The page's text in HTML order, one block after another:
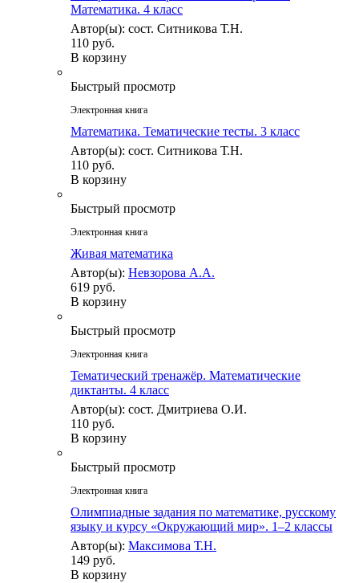
Математика. 4 класс
Автор(ы): сост. Ситникова Т.Н.
110 руб.
В корзину
Быстрый просмотр
Электронная книга
Математика. Тематические тесты. 3 класс
Автор(ы): сост. Ситникова Т.Н.
110 руб.
В корзину
Быстрый просмотр
Электронная книга
Живая математика
Автор(ы): Невзорова А.А.
619 руб.
В корзину
Быстрый просмотр
Электронная книга
Тематический тренажёр. Математические
диктанты. 4 класс
Автор(ы): сост. Дмитриева О.И.
110 руб.
В корзину
Быстрый просмотр
Электронная книга
Олимпиадные задания по математике, русскому
языку и курсу «Окружающий мир». 1–2 классы
Автор(ы): Максимова Т.Н.
149 руб.
В корзину